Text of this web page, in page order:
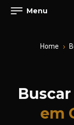
Menu
Home
em